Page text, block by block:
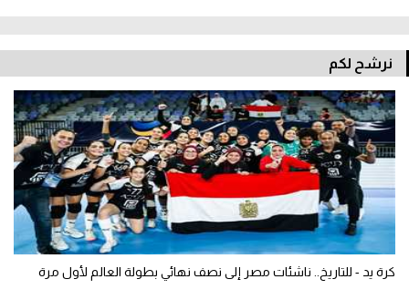
نرشح لكم
كرة يد - للتاريخ.. ناشئات مصر إلى نصف نهائي بطولة العالم لأول مرة